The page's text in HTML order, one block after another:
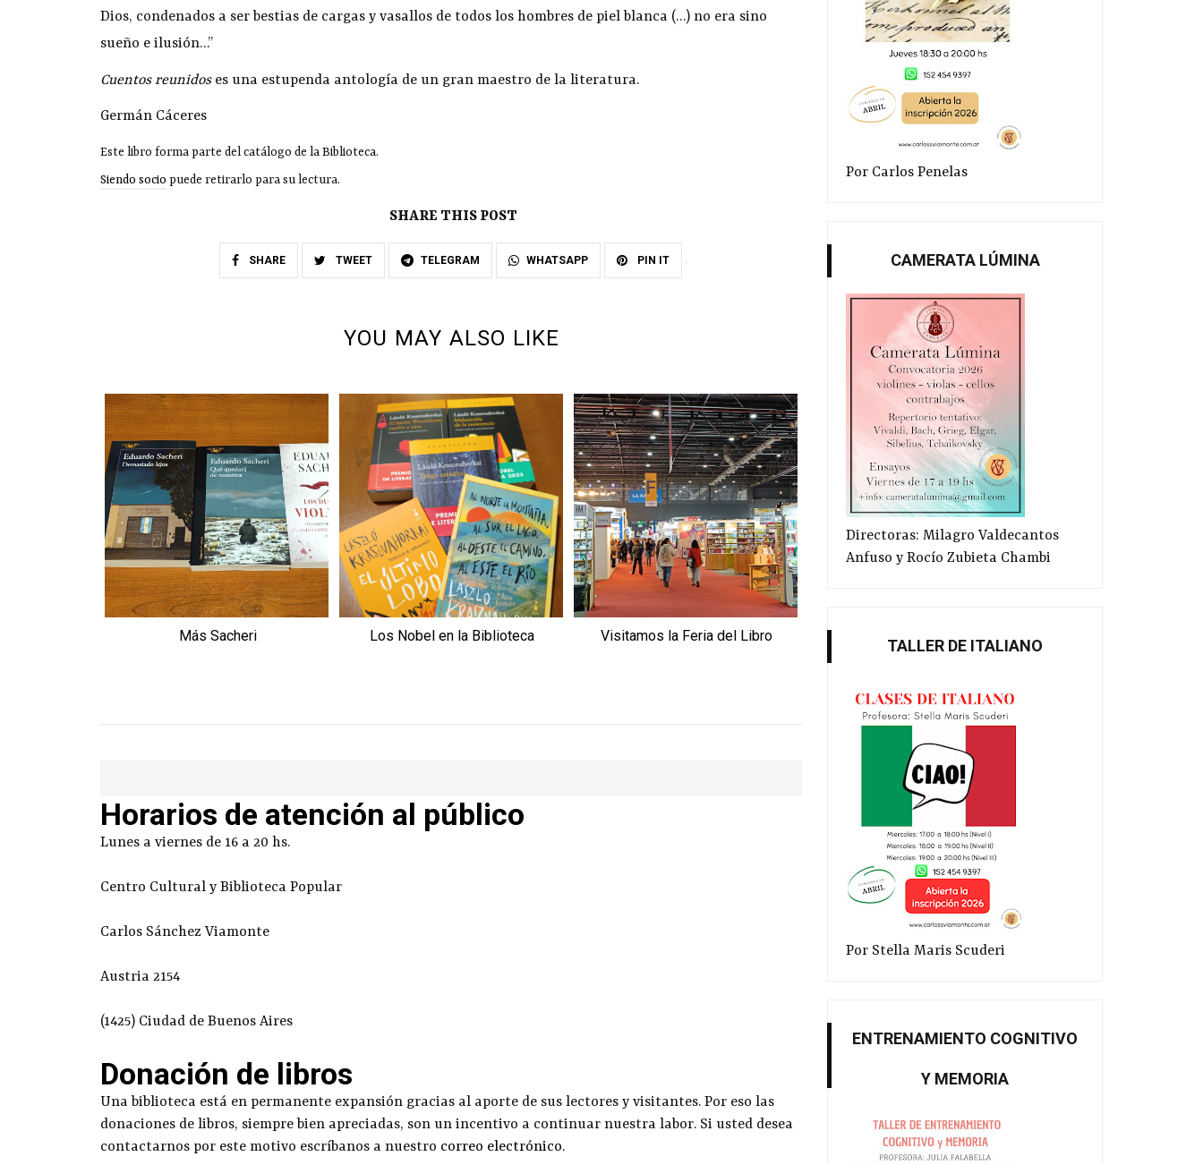
Dios, condenados a ser bestias de cargas y vasallos de todos los hombres de piel blanca (…) no era sino
sueño e ilusión…”
Cuentos reunidoses una estupenda antología de un gran maestro de la literatura.
Germán Cáceres
Este libro forma parte del catálogo de la Biblioteca.
Siendo socio puede retirarlo para su lectura.
SHARE THIS POST
SHARE TWEET TELEGRAM WHATSAPP PIN IT
YOU MAY ALSO LIKE
Más Sacheri Los Nobel en la Biblioteca Visitamos la Feria del Libro
La cantante y poeta Patti Smith,
pr...
Horarios de atención al público
Lunes a viernes de 16 a 20 hs.
Centro Cultural y Biblioteca Popular
Carlos Sánchez Viamonte
Austria 2154
(1425) Ciudad de Buenos Aires
Donación de libros
Una biblioteca está en permanente expansión gracias al aporte de sus lectores y visitantes. Por eso las
donaciones de libros, siempre bien apreciadas, son un incentivo a continuar nuestra labor. Si usted desea
contactarnos por este motivo escríbanos a nuestro correo electrónico.
Por Carlos Penelas
CAMERATA LÚMINA
Directoras: Milagro Valdecantos
Anfuso y Rocío Zubieta Chambi
TALLER DE ITALIANO
Por Stella Maris Scuderi
ENTRENAMIENTO COGNITIVO
Y MEMORIA